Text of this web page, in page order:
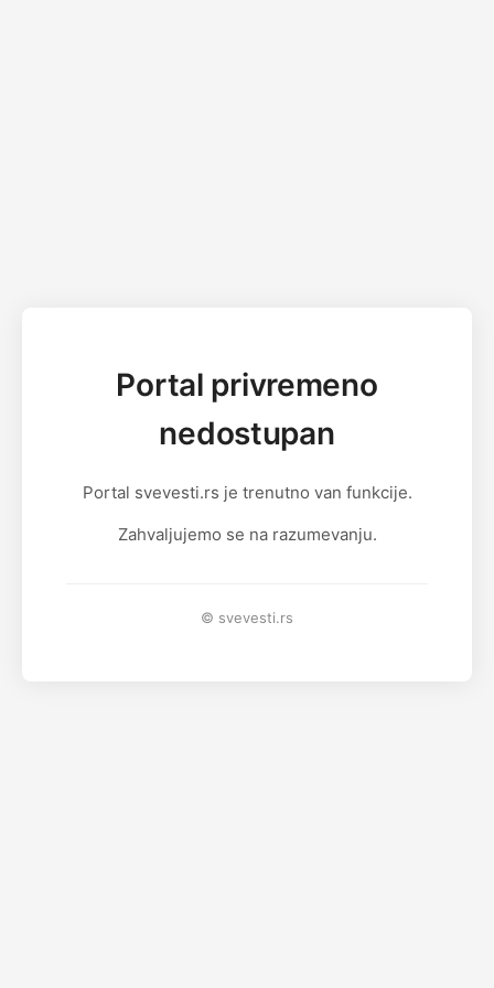
Portal privremeno
nedostupan
Portal svevesti.rs je trenutno van funkcije.
Zahvaljujemo se na razumevanju.
© svevesti.rs